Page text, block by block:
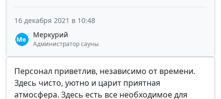
Меркурий
Администратор сауны
16 декабря 2021 в 10:48
Персонал приветлив, независимо от времени.
Здесь чисто, уютно и царит приятная
атмосфера. Здесь есть все необходимое для